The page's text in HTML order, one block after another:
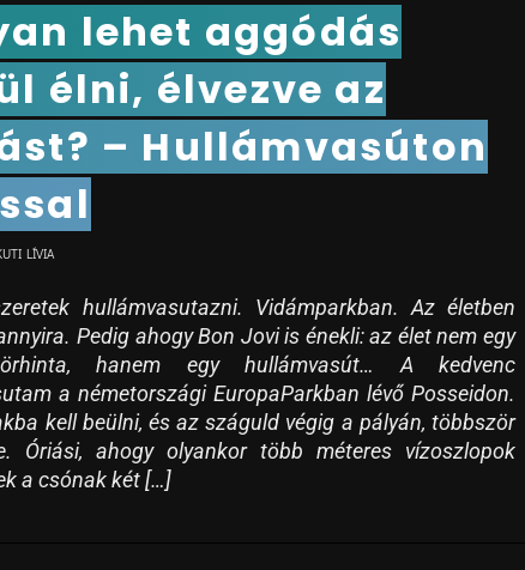
lehet aggódás
élni, élvezve az
– Hullámvasúton
LÍVIA
hullámvasutazni. Vidámparkban. Az életben
Pedig ahogy Bon Jovi is énekli: az élet nem egy
hanem egy hullámvasút… A kedvenc
a németországi EuropaParkban lévő Posseidon.
kell beülni, és az száguld végig a pályán, többször
Óriási, ahogy olyankor több méteres vízoszlopok
a csónak két […]